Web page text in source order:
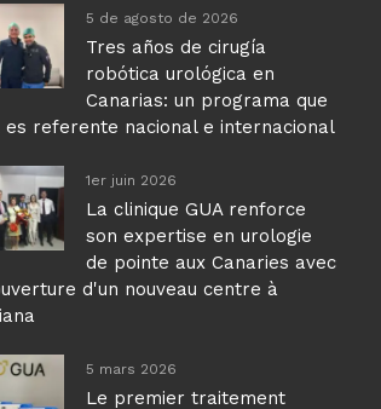
5 de agosto de 2026
Tres años de cirugía
robótica urológica en
Canarias: un programa que
es referente nacional e internacional
1er juin 2026
La clinique GUA renforce
son expertise en urologie
de pointe aux Canaries avec
d'un nouveau centre à
5 mars 2026
Le premier traitement